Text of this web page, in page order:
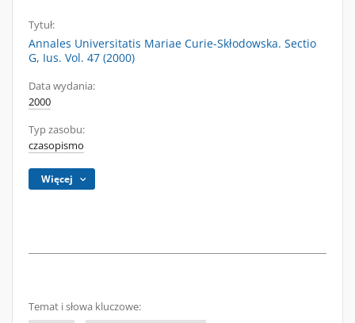
Tytuł:
Annales Universitatis Mariae Curie-Skłodowska. Sectio
G, Ius. Vol. 47 (2000)
Data wydania:
2000
Typ zasobu:
czasopismo
Więcej
Temat i słowa kluczowe: